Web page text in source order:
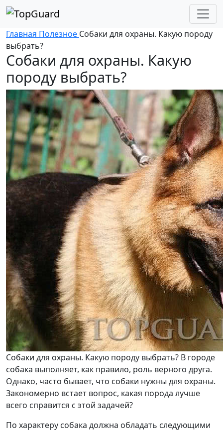
Главная Полезное Собаки для охраны. Какую породу
выбрать?
Собаки для охраны. Какую
породу выбрать?
Собаки для охраны. Какую породу выбрать? В городе
собака выполняет, как правило, роль верного друга.
Однако, часто бывает, что собаки нужны для охраны.
Закономерно встает вопрос, какая порода лучше
всего справится с этой задачей?
По характеру собака должна обладать следующими